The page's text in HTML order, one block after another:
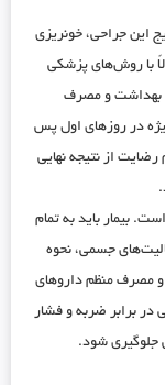
این جراحی، خونریزی
با روش‌های پزشکی
بهداشت و مصرف
در روزهای اول پس
از نتیجه نهایی
بیمار باید به تمام
جسمی، نحوه
مصرف منظم داروهای
برابر ضربه و فشار
جلوگیری شود.